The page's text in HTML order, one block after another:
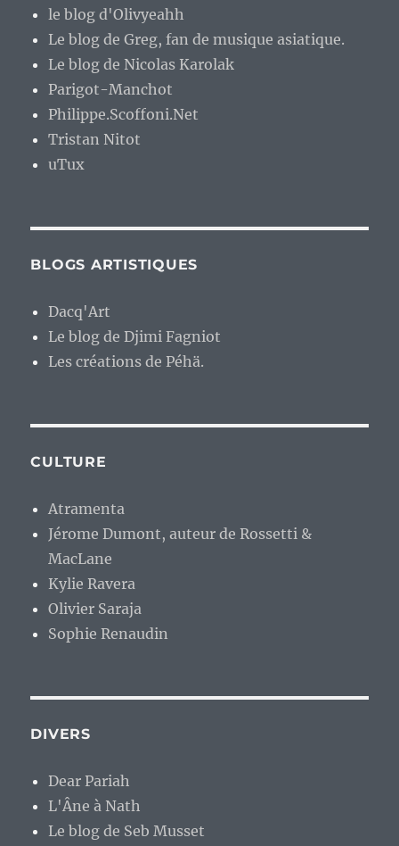
le blog d'Olivyeahh
Le blog de Greg, fan de musique asiatique.
Le blog de Nicolas Karolak
Parigot-Manchot
Philippe.Scoffoni.Net
Tristan Nitot
uTux
BLOGS ARTISTIQUES
Dacq'Art
Le blog de Djimi Fagniot
Les créations de Péhä.
CULTURE
Atramenta
Jérome Dumont, auteur de Rossetti &
MacLane
Kylie Ravera
Olivier Saraja
Sophie Renaudin
DIVERS
Dear Pariah
L'Âne à Nath
Le blog de Seb Musset